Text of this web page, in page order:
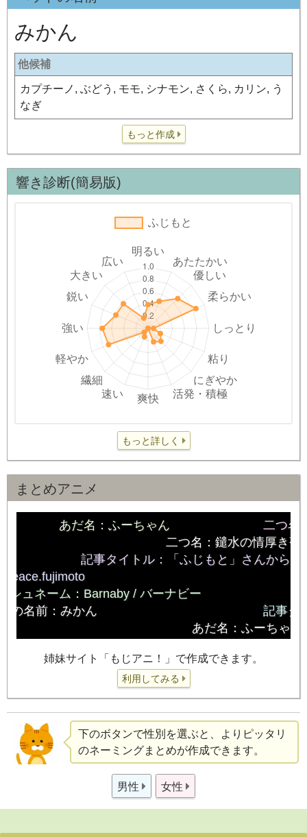
みかん
他候補
カプチーノ, ぶどう, モモ, シナモン, さくら, カリン, う
なぎ
もっと作成
響き診断(簡易版)
もっと詳しく
まとめアニメ
姉妹サイト「もじアニ！」で作成できます。
利用してみる
下のボタンで性別を選ぶと、よりピッタリ
のネーミングまとめが作成できます。
男性 女性